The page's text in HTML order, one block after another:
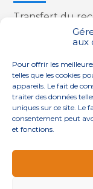
aux
Pour offrir les
telles que les cookies
appareils. Le fait de
traiter des données
uniques sur ce site. Le
consentement peut
et fonctions.
Transfert du
l’Urssaf : des
Appareils
Contrôle de la
Industriels : le
réglementaires
Footer QUI
NOS